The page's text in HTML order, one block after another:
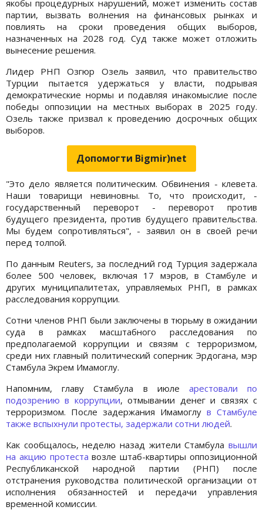
якобы процедурных нарушений, может изменить состав
партии, вызвать волнения на финансовых рынках и
повлиять на сроки проведения общих выборов,
назначенных на 2028 год. Суд также может отложить
вынесение решения.
Лидер РНП Озгюр Озель заявил, что правительство
Турции пытается удержаться у власти, подрывая
демократические нормы и подавляя инакомыслие после
победы оппозиции на местных выборах в 2025 году.
Озель также призвал к проведению досрочных общих
выборов.
Допомогти Bigmir)net
"Это дело является политическим. Обвинения - клевета.
Наши товарищи невиновны. То, что происходит, -
государственный переворот - переворот против
будущего президента, против будущего правительства.
Мы будем сопротивляться", - заявил он в своей речи
перед толпой.
По данным Reuters, за последний год Турция задержала
более 500 человек, включая 17 мэров, в Стамбуле и
других муниципалитетах, управляемых РНП, в рамках
расследования коррупции.
Сотни членов РНП были заключены в тюрьму в ожидании
суда в рамках масштабного расследования по
предполагаемой коррупции и связям с терроризмом,
среди них главный политический соперник Эрдогана, мэр
Стамбула Экрем Имамоглу.
Напомним, главу Стамбула в июле арестовали по
подозрению в коррупции, отмывании денег и связях с
терроризмом. После задержания Имамоглу в Стамбуле
также вспыхнули протесты, задержали сотни людей.
Как сообщалось, неделю назад жители Стамбула вышли
на акцию протеста возле штаб-квартиры оппозиционной
Республиканской народной партии (РНП) после
отстранения руководства политической организации от
исполнения обязанностей и передачи управления
временной комиссии.